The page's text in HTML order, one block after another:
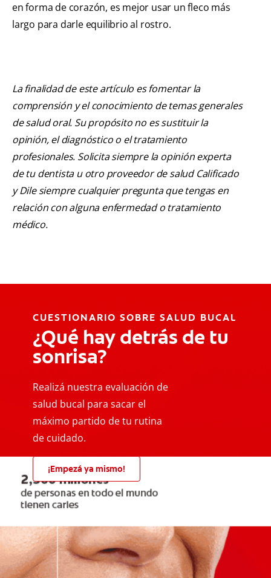
en forma de corazón, es mejor usar un fleco más
largo para darle equilibrio al rostro.
La finalidad de este artículo es fomentar la
comprensión y el conocimiento de temas generales
de salud oral. Su propósito no es sustituir la
opinión, el diagnóstico o el tratamiento
profesionales. Solicita siempre la opinión experta
de tu dentista u otro proveedor de salud Calificado
y Dile siempre cualquier pregunta que tengas en
relación con alguna enfermedad o tratamiento
médico.
CUESTIONARIO SOBRE SALUD BUCAL
¿Qué hay detrás de tu
sonrisa?
Realizá nuestra evaluación de
salud bucal para sacar el
máximo partido de tu rutina
de cuidado.
¡Empezá ya mismo!